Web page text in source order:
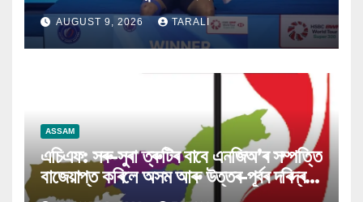
AUGUST 9, 2026 TARALI
ASSAM
এচিএফ: সৰু-সুৰা ত্ৰুটিৰ বাবে এনজিঅ’ৰ সম্পত্তি
বাজেয়াপ্ত কৰিলে অসম আৰু উত্তৰ-পূৰ্বৰ দৰিদ্ৰই
ক্ষতিগ্ৰস্ত হ’ব